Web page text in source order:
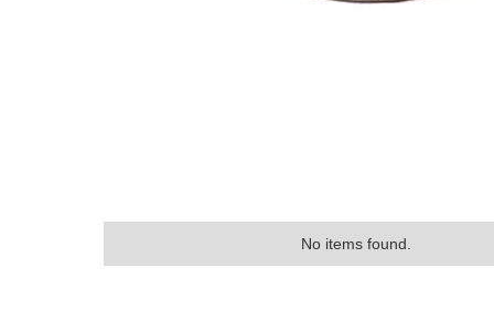
No items found.